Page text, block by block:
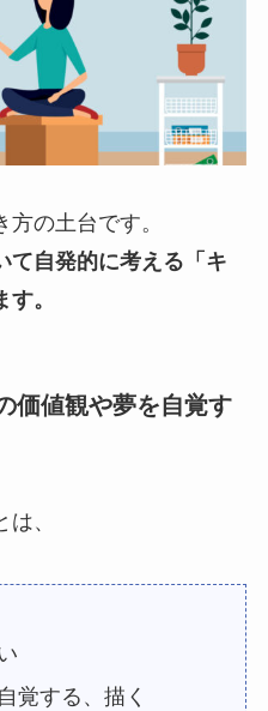
方の土台です。
て自発的に考える「キ
。
価値観や夢を自覚す
、
覚する、描く